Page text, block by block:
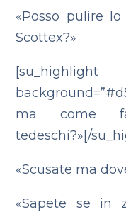
«Posso pulire
Scottex?»
[su_highlight
ma come
tedeschi?»[/
«Scusate ma
«Sapete se in